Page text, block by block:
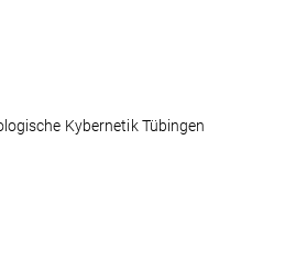
Kybernetik Tübingen